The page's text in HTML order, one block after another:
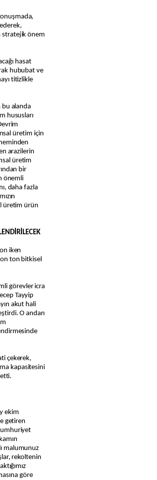
stratejik önem
hasat
hububat ve
titizlikle
bu alanda
hususları
üretim için
arazilerin
üretim
bir
önemli
daha fazla
üretim ürün
iken
ton bitkisel
görevler icra
Tayyip
akut hali
O andan
çekerek,
kapasitesini
ekim
getiren
malumunuz
rekoltenin
göre